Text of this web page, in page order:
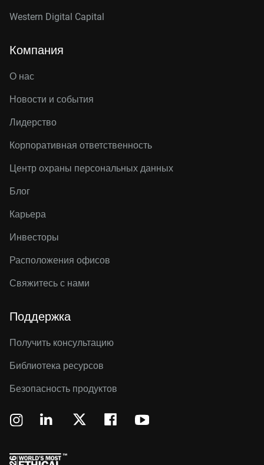
Western Digital Capital
Компания
О нас
Новости и события
Лидерство
Корпоративная ответственность
Центр охраны персональных данных
Блог
Карьера
Инвесторы
Расположения офисов
Свяжитесь с нами
Поддержка
Получить консультацию
Библиотека ресурсов
Безопасность продуктов